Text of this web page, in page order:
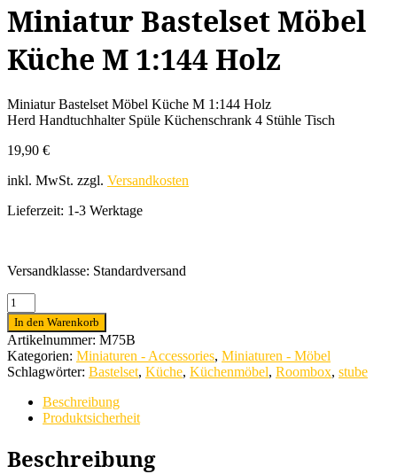
Miniatur Bastelset Möbel
Küche M 1:144 Holz
Miniatur Bastelset Möbel Küche M 1:144 Holz
Herd Handtuchhalter Spüle Küchenschrank 4 Stühle Tisch
19,90 €
inkl. MwSt. zzgl. Versandkosten
Lieferzeit: 1-3 Werktage
Versandklasse: Standardversand
Miniatur
Bastelset
Möbel
Küche
M
1:144
Menge
In den Warenkorb
Artikelnummer: M75B
Kategorien: Miniaturen - Accessories, Miniaturen - Möbel
Schlagwörter: Bastelset, Küche, Küchenmöbel, Roombox, stube
Beschreibung
Produktsicherheit
Beschreibung